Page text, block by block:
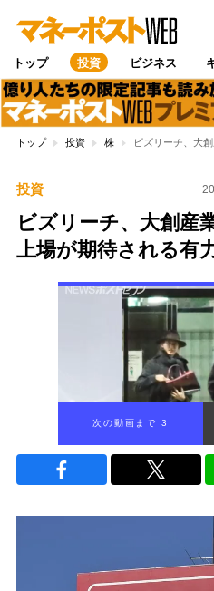
トップ 投資 ビジネス
トップ 投資 株 ビズリーチ、大
投資
ビズリーチ、大創
上場が期待される有
次の動画まで 2